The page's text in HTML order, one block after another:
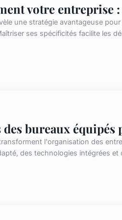
votre entreprise
une stratégie avantageuse
ses spécificités facilite les
des bureaux
l'organisation des
des technologies intégrées